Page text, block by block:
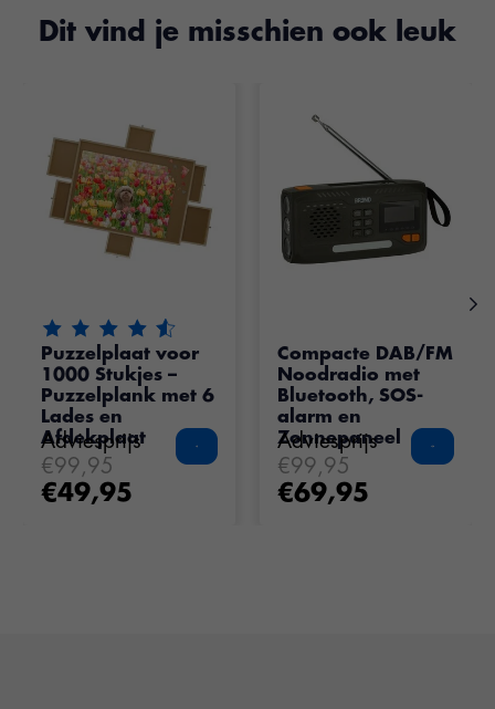
Dit vind je misschien ook leuk
De beoordeling van dit product is van de 5
Puzzelplaat voor
1000 Stukjes –
Puzzelplank met 6
Lades en
Afdekplaat
Adviesprijs
€99,95
€49,95
Compacte DAB/FM
Noodradio met
Bluetooth, SOS-
alarm en
Zonnepaneel
Adviesprijs
€99,95
€69,95